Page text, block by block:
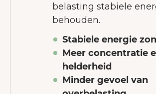
belasting stabiele
behouden.
Stabiele energie
Meer concentratie
helderheid
Minder gevoel van
WELKOM BIJ
Op onze website
cookies die ons helpen